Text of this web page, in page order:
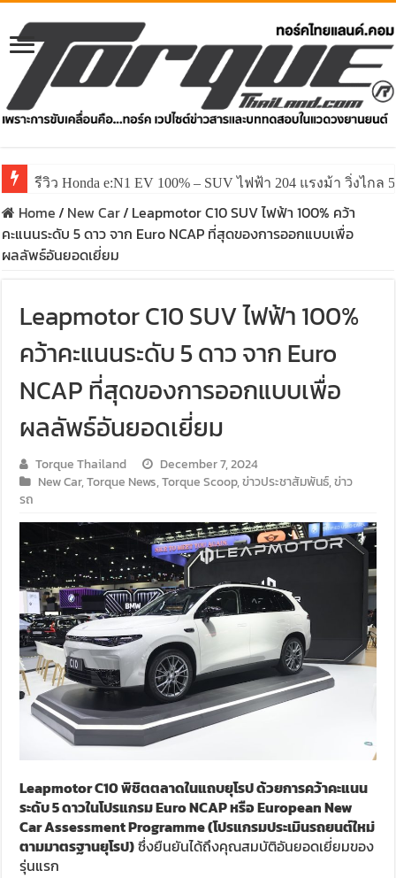
รีวิว Honda e:N1 EV 100% – SUV ไฟฟ้า 204 แรงม้า วิ่งไกล
รีวิว ลองขับ All New GWM HAVAL H6 ปรับโฉมหน้าใหม่
Home/ New Car/ Leapmotor C10 SUV ไฟฟ้า 100% คว้า
คะแนนระดับ 5 ดาว จาก Euro NCAP ที่สุดของการออกแบบเพื่อ
ผลลัพธ์อันยอดเยี่ยม
Leapmotor C10 SUV ไฟฟ้า 100%
คว้าคะแนนระดับ 5 ดาว จาก Euro
NCAP ที่สุดของการออกแบบเพื่อ
ผลลัพธ์อันยอดเยี่ยม
Torque Thailand
December 7, 2024
New Car,Torque News,Torque Scoop,ข่าวประชาสัมพันธ์,ข่าว
รถ
Leapmotor C10พิชิตตลาดในแถบยุโรป ด้วยการคว้าคะแนน
ระดับ5ดาวในโปรแกรมEuro NCAPหรือEuropean New
Car Assessment Programme(โปรแกรมประเมินรถยนต์ใหม่
ตามมาตรฐานยุโรป)ซึ่งยืนยันได้ถึงคุณสมบัติอันยอดเยี่ยมของ
รุ่นแรก